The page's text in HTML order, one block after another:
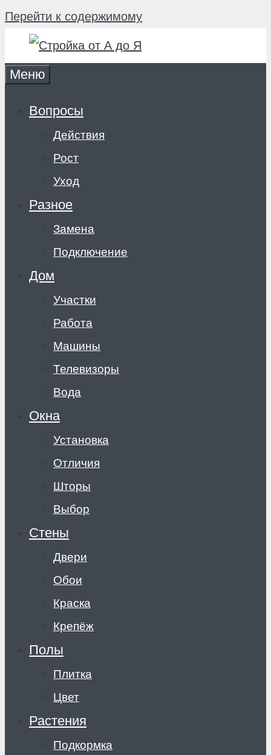
Перейти к содержимому
Меню
Вопросы
Действия
Рост
Уход
Разное
Замена
Подключение
Дом
Участки
Работа
Машины
Телевизоры
Вода
Окна
Установка
Отличия
Шторы
Выбор
Стены
Двери
Обои
Краска
Крепёж
Полы
Плитка
Цвет
Растения
Подкормка